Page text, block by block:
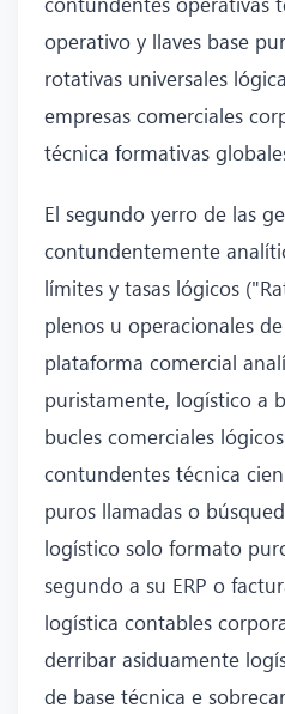
operativo y llaves base
rotativas universales
empresas comerciales
técnica formativas
El segundo yerro de las
contundentemente
límites y tasas lógicos
plenos u operacionales
plataforma comercial
puristamente, logístico a
bucles comerciales
contundentes técnica
puros llamadas o
logístico solo formato
segundo a su ERP o
logística contables
derribar asiduamente
de base técnica e